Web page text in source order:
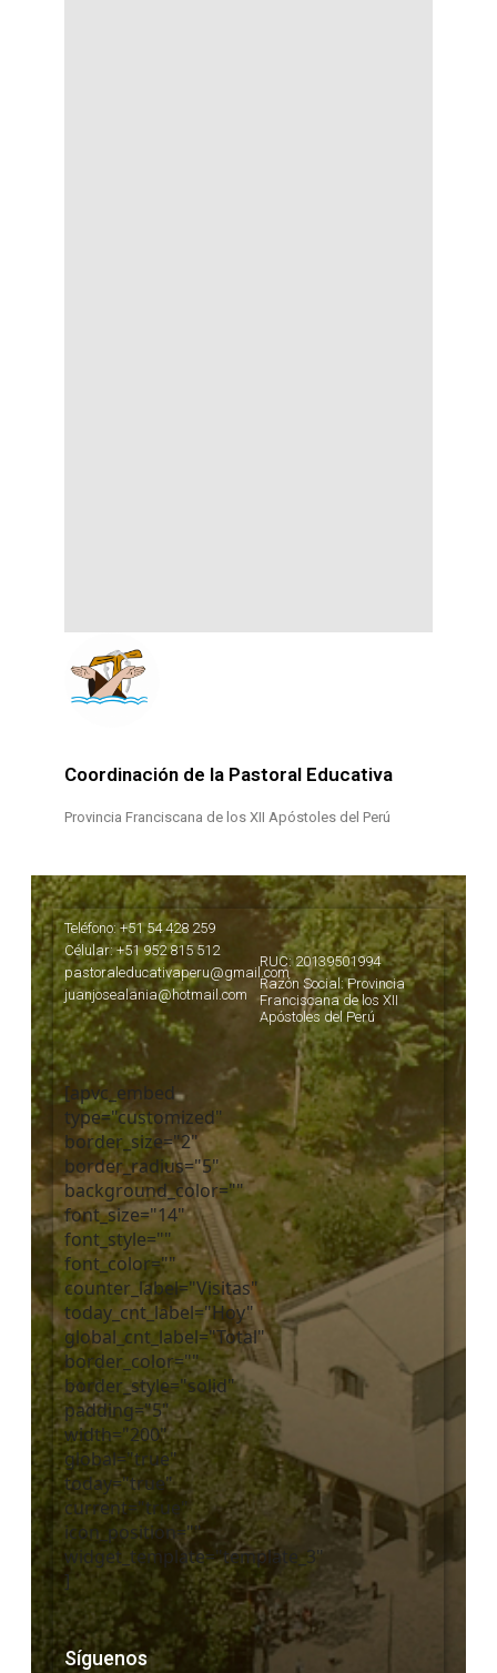
Coordinación de la Pastoral Educativa
Provincia Franciscana de los XII Apóstoles del Perú
Teléfono: +51 54 428 259
Célular: +51 952 815 512
pastoraleducativaperu@gmail.com
juanjosealania@hotmail.com
RUC: 20139501994
Razón Social: Provincia
Franciscana de los XII
Apóstoles del Perú
[apvc_embed
type="customized"
border_size="2"
border_radius="5"
background_color=""
font_size="14"
font_style=""
font_color=""
counter_label="Visitas"
today_cnt_label="Hoy"
global_cnt_label="Total"
border_color=""
border_style="solid"
padding="5"
width="200"
global="true"
today="true"
current="true"
icon_position=""
widget_template="template_3"
]
Síguenos